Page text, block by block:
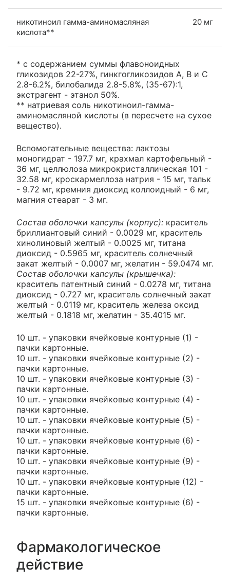
никотиноил гамма-аминомасляная
кислота**
20 мг
* с содержанием суммы флавоноидных
гликозидов 22-27%, гинкгогликозидов А, В и С
2.8-6.2%, билобалида 2.8-5.8%, (35-67):1,
экстрагент - этанол 50%.
** натриевая соль никотиноил-гамма-
аминомасляной кислоты (в пересчете на сухое
вещество).
Вспомогательные вещества: лактозы
моногидрат - 197.7 мг, крахмал картофельный -
36 мг, целлюлоза микрокристаллическая 101 -
32.58 мг, кроскармеллоза натрия - 15 мг, тальк
- 9.72 мг, кремния диоксид коллоидный - 6 мг,
магния стеарат - 3 мг.
Состав оболочки капсулы (корпус): краситель
бриллиантовый синий - 0.0029 мг, краситель
хинолиновый желтый - 0.0025 мг, титана
диоксид - 0.5965 мг, краситель солнечный
закат желтый - 0.0007 мг, желатин - 59.0474 мг.
Состав оболочки капсулы (крышечка):
краситель патентный синий - 0.0278 мг, титана
диоксид - 0.727 мг, краситель солнечный закат
желтый - 0.0119 мг, краситель железа оксид
желтый - 0.1818 мг, желатин - 35.4015 мг.
10 шт. - упаковки ячейковые контурные (1) -
пачки картонные.
10 шт. - упаковки ячейковые контурные (2) -
пачки картонные.
10 шт. - упаковки ячейковые контурные (3) -
пачки картонные.
10 шт. - упаковки ячейковые контурные (4) -
пачки картонные.
10 шт. - упаковки ячейковые контурные (5) -
пачки картонные.
10 шт. - упаковки ячейковые контурные (6) -
пачки картонные.
10 шт. - упаковки ячейковые контурные (9) -
пачки картонные.
10 шт. - упаковки ячейковые контурные (12) -
пачки картонные.
15 шт. - упаковки ячейковые контурные (6) -
пачки картонные.
Фармакологическое
действие